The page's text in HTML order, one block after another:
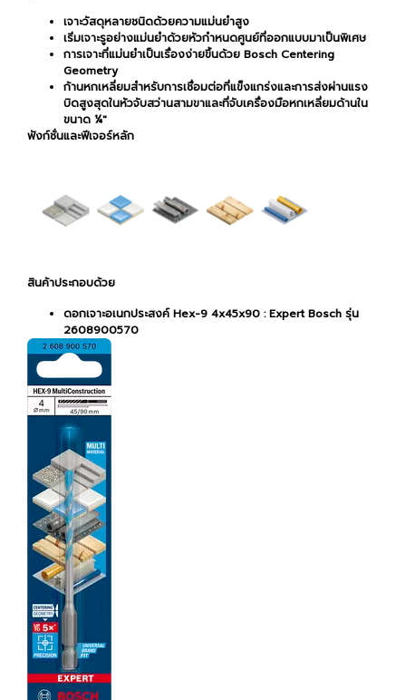
เจาะวัสดุหลายชนิดด้วยความแม่นยำสูง
เริ่มเจาะรูอย่างแม่นยำด้วยหัวกำหนดศูนย์ที่ออกแบบมาเป็นพิเศษ
การเจาะที่แม่นยำเป็นเรื่องง่ายขึ้นด้วย Bosch Centering
Geometry
ก้านหกเหลี่ยมสำหรับการเชื่อมต่อที่แข็งแกร่งและการส่งผ่านแรง
บิดสูงสุดในหัวจับสว่านสามขาและที่จับเครื่องมือหกเหลี่ยมด้านใน
ขนาด ¼"
ฟังก์ชั่นและฟีเจอร์หลัก
สินค้าประกอบด้วย
ดอกเจาะอเนกประสงค์ Hex-9 4x45x90 : Expert Bosch รุ่น
2608900570